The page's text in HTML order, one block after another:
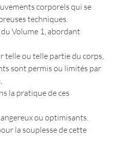
corporels qui se
techniques.
Volume 1, abordant
telle ou telle partie du corps,
sont permis ou limités par
la pratique de ces
ou optimisants.
la souplesse de cette